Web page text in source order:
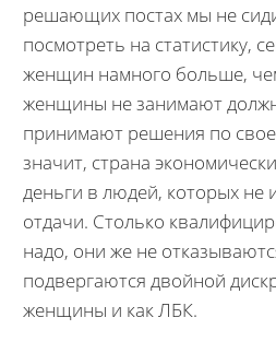
решающих постах мы не
посмотреть на статистику,
женщин намного больше,
женщины не занимают
принимают решения по
значит, страна
деньги в людей, которых не
отдачи. Столько
надо, они же не
подвергаются двойной
женщины и как ЛБК.